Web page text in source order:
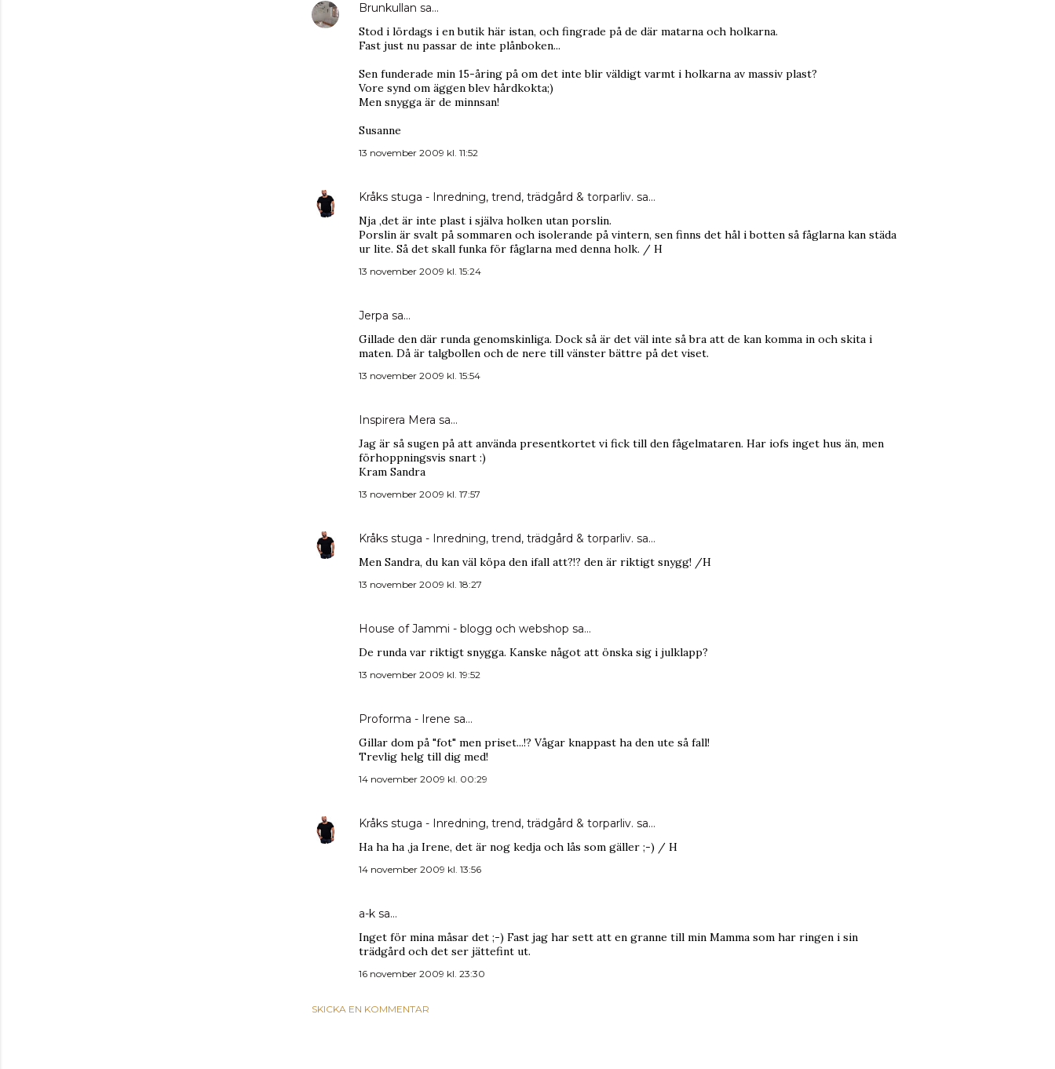
Brunkullan sa…
Stod i lördags i en butik här istan, och fingrade på de där matarna och holkarna.
Fast just nu passar de inte plånboken...
Sen funderade min 15-åring på om det inte blir väldigt varmt i holkarna av massiv plast?
Vore synd om äggen blev hårdkokta;)
Men snygga är de minnsan!
Susanne
13 november 2009 kl. 11:52
Kråks stuga - Inredning, trend, trädgård & torparliv. sa…
Nja ,det är inte plast i själva holken utan porslin.
Porslin är svalt på sommaren och isolerande på vintern, sen finns det hål i botten så fåglarna kan städa
ur lite. Så det skall funka för fåglarna med denna holk. / H
13 november 2009 kl. 15:24
Jerpa sa…
Gillade den där runda genomskinliga. Dock så är det väl inte så bra att de kan komma in och skita i
maten. Då är talgbollen och de nere till vänster bättre på det viset.
13 november 2009 kl. 15:54
Inspirera Mera sa…
Jag är så sugen på att använda presentkortet vi fick till den fågelmataren. Har iofs inget hus än, men
förhoppningsvis snart :)
Kram Sandra
13 november 2009 kl. 17:57
Kråks stuga - Inredning, trend, trädgård & torparliv. sa…
Men Sandra, du kan väl köpa den ifall att?!? den är riktigt snygg! /H
13 november 2009 kl. 18:27
House of Jammi - blogg och webshop sa…
De runda var riktigt snygga. Kanske något att önska sig i julklapp?
13 november 2009 kl. 19:52
Proforma - Irene sa…
Gillar dom på "fot" men priset...!? Vågar knappast ha den ute så fall!
Trevlig helg till dig med!
14 november 2009 kl. 00:29
Kråks stuga - Inredning, trend, trädgård & torparliv. sa…
Ha ha ha ,ja Irene, det är nog kedja och lås som gäller ;-) / H
14 november 2009 kl. 13:56
a-k sa…
Inget för mina måsar det ;-) Fast jag har sett att en granne till min Mamma som har ringen i sin
trädgård och det ser jättefint ut.
16 november 2009 kl. 23:30
SKICKA EN KOMMENTAR